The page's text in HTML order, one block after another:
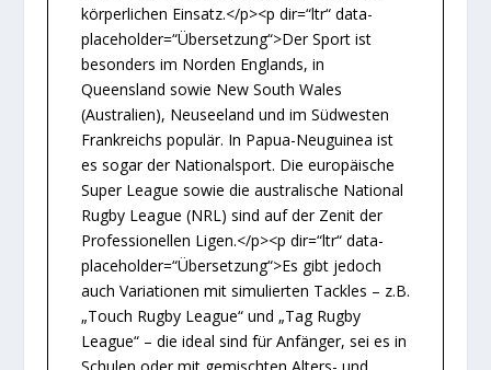
körperlichen Einsatz.</p><p dir=“ltr“ data-
placeholder=“Übersetzung“>Der Sport ist
besonders im Norden Englands, in
Queensland sowie New South Wales
(Australien), Neuseeland und im Südwesten
Frankreichs populär. In Papua-Neuguinea ist
es sogar der Nationalsport. Die europäische
Super League sowie die australische National
Rugby League (NRL) sind auf der Zenit der
Professionellen Ligen.</p><p dir=“ltr“ data-
placeholder=“Übersetzung“>Es gibt jedoch
auch Variationen mit simulierten Tackles – z.B.
„Touch Rugby League“ und „Tag Rugby
League“ – die ideal sind für Anfänger, sei es in
Schulen oder mit gemischten Alters- und